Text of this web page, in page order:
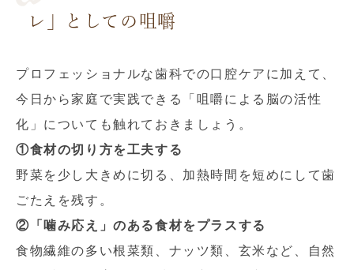
レ」としての咀嚼
プロフェッショナルな歯科での口腔ケアに加えて、
今日から家庭で実践できる「咀嚼による脳の活性
化」についても触れておきましょう。
①食材の切り方を工夫する
野菜を少し大きめに切る、加熱時間を短めにして歯
ごたえを残す。
②「噛み応え」のある食材をプラスする
食物繊維の多い根菜類、ナッツ類、玄米など、自然